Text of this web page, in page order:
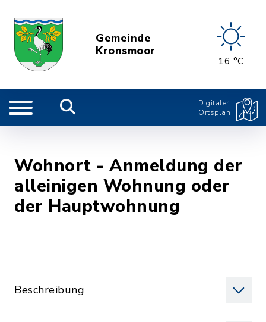
Gemeinde
Kronsmoor
16 °C
Digitaler
Ortsplan
Wohnort - Anmeldung der
alleinigen Wohnung oder
der Hauptwohnung
Beschreibung